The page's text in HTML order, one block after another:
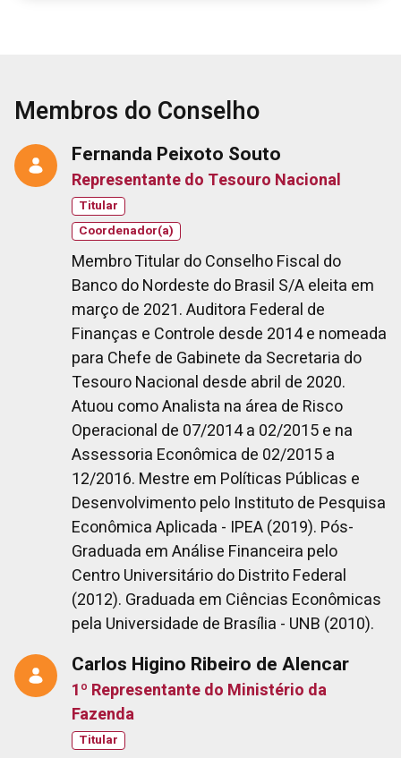
Membros do Conselho
Fernanda Peixoto Souto
Representante do Tesouro Nacional
Titular
Coordenador(a)
Membro Titular do Conselho Fiscal do
Banco do Nordeste do Brasil S/A eleita em
março de 2021. Auditora Federal de
Finanças e Controle desde 2014 e nomeada
para Chefe de Gabinete da Secretaria do
Tesouro Nacional desde abril de 2020.
Atuou como Analista na área de Risco
Operacional de 07/2014 a 02/2015 e na
Assessoria Econômica de 02/2015 a
12/2016. Mestre em Políticas Públicas e
Desenvolvimento pelo Instituto de Pesquisa
Econômica Aplicada - IPEA (2019). Pós-
Graduada em Análise Financeira pelo
Centro Universitário do Distrito Federal
(2012). Graduada em Ciências Econômicas
pela Universidade de Brasília - UNB (2010).
Carlos Higino Ribeiro de Alencar
1º Representante do Ministério da
Fazenda
Titular